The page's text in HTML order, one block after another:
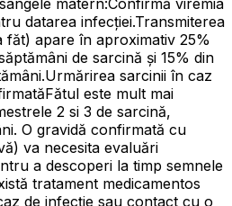
datarea infecției.Transmiterea
făt) apare în aproximativ 25%
de sarcină și 15% din
sarcinii în caz
este mult mai
2 si 3 de sarcină,
O gravidă confirmată cu
va necesita evaluări
a descoperi la timp semnele
tratament medicamentos
de infecție sau contact cu o